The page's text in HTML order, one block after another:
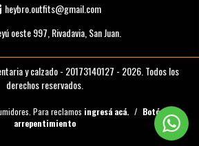
heybro.outfits@gmail.com
oeste 997, Rivadavia, San Juan.
y calzado - 20173140127 - 2026. Todos los
derechos reservados.
Para reclamos ingresá acá. / Botón de
arrepentimiento